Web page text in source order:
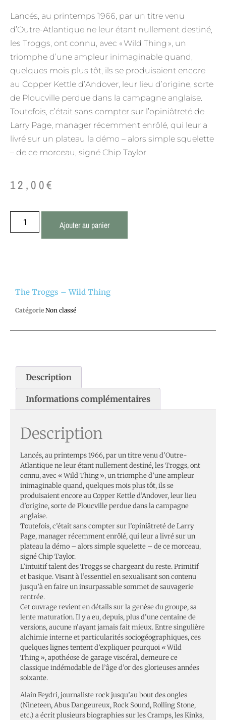
Lancés, au printemps 1966, par un titre venu
d’Outre-Atlantique ne leur étant nullement destiné,
les Troggs, ont connu, avec « Wild Thing », un
triomphe d’une ampleur inimaginable quand,
quelques mois plus tôt, ils se produisaient encore
au Copper Kettle d’Andover, leur lieu d’origine, sorte
de Ploucville perdue dans la campagne anglaise.
Toutefois, c’était sans compter sur l’opiniâtreté de
Larry Page, manager récemment enrôlé, qui leur a
livré sur un plateau la démo – alors simple squelette
– de ce morceau, signé Chip Taylor.
12,00€
Ajouter au panier
The Troggs – Wild Thing
Catégorie Non classé
Description
Informations complémentaires
Description
Lancés, au printemps 1966, par un titre venu d’Outre-
Atlantique ne leur étant nullement destiné, les Troggs, ont
connu, avec « Wild Thing », un triomphe d’une ampleur
inimaginable quand, quelques mois plus tôt, ils se
produisaient encore au Copper Kettle d’Andover, leur lieu
d’origine, sorte de Ploucville perdue dans la campagne
anglaise.
Toutefois, c’était sans compter sur l’opiniâtreté de Larry
Page, manager récemment enrôlé, qui leur a livré sur un
plateau la démo – alors simple squelette – de ce morceau,
signé Chip Taylor.
L’intuitif talent des Troggs se chargeant du reste. Primitif
et basique. Visant à l’essentiel en sexualisant son contenu
jusqu’à en faire un insurpassable sommet de sauvagerie
rentrée.
Cet ouvrage revient en détails sur la genèse du groupe, sa
lente maturation. Il y a eu, depuis, plus d’une centaine de
versions, aucune n’ayant jamais fait mieux. Entre singulière
alchimie interne et particularités sociogéographiques, ces
quelques lignes tentent d’expliquer pourquoi « Wild
Thing », apothéose de garage viscéral, demeure ce
classique indémodable de l’âge d’or des glorieuses années
soixante.
Alain Feydri, journaliste rock jusqu’au bout des ongles
(Nineteen, Abus Dangeureux, Rock Sound, Rolling Stone,
etc.) a écrit plusieurs biographies sur les Cramps, les Kinks,